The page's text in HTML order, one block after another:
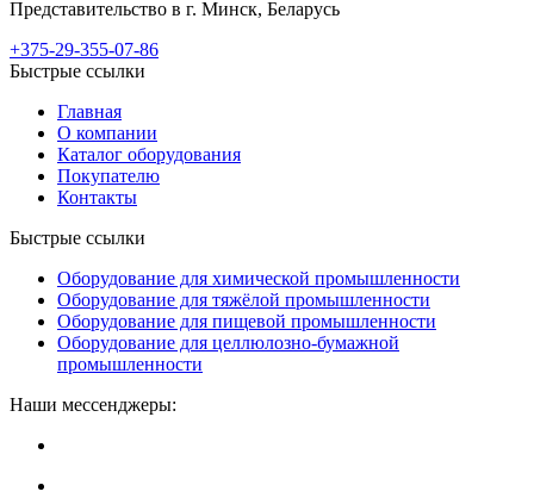
Представительство в г. Минск, Беларусь
+375-29-355-07-86
Быстрые ссылки
Главная
О компании
Каталог оборудования
Покупателю
Контакты
Быстрые ссылки
Оборудование для химической промышленности
Оборудование для тяжёлой промышленности
Оборудование для пищевой промышленности
Оборудование для целлюлозно-бумажной
промышленности
Наши мессенджеры: